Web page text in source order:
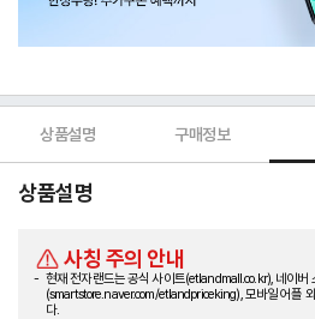
상품설명 구매정보
상품설명
사칭 주의 안내
현재 전자랜드는 공식 사이트(etlandmall.co.kr), 네이버
(smartstore.naver.com/etlandpriceking), 모바일 어플
다.